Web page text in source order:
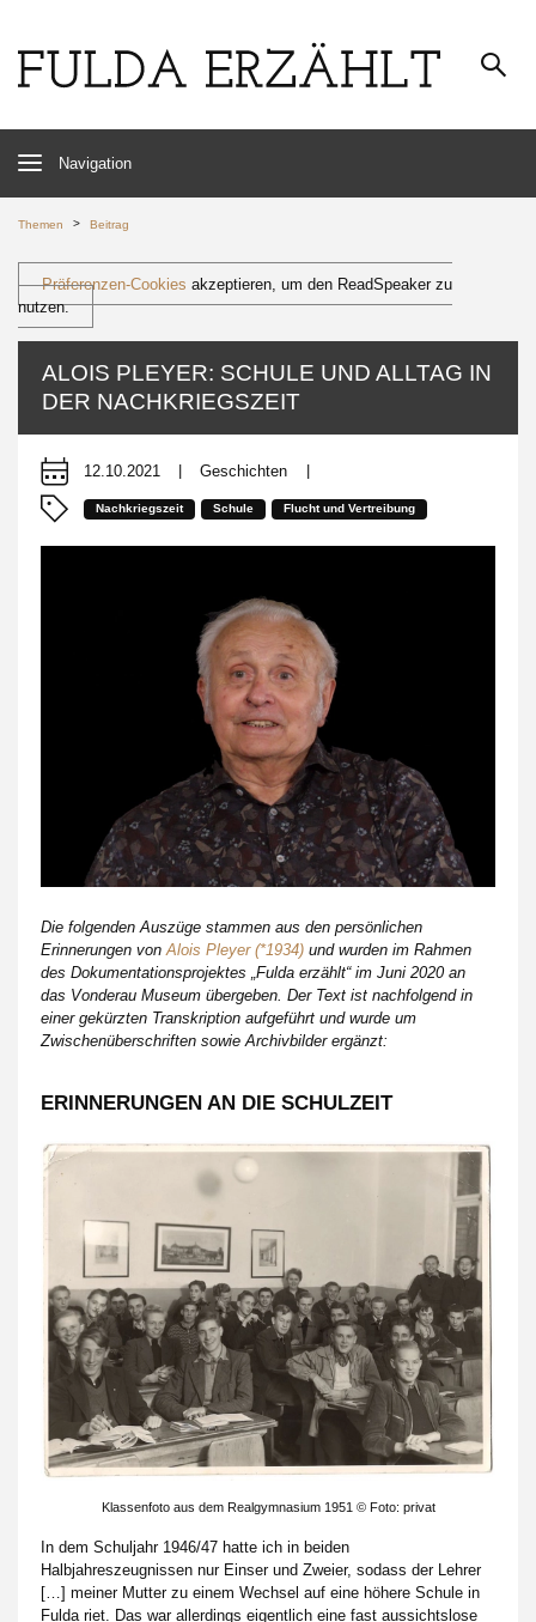
Navigation
Themen > Beitrag
Präferenzen-Cookies akzeptieren, um den ReadSpeaker zu
nutzen.
ALOIS PLEYER: SCHULE UND ALLTAG IN
DER NACHKRIEGSZEIT
12.10.2021 Geschichten
Nachkriegszeit Schule Flucht und Vertreibung
Die folgenden Auszüge stammen aus den persönlichen
Erinnerungen vonAlois Pleyer (*1934) und wurden im Rahmen
des Dokumentationsprojektes „Fulda erzählt“ im Juni 2020 an
das Vonderau Museum übergeben. Der Text ist nachfolgend in
einer gekürzten Transkription aufgeführt und wurde um
Zwischenüberschriften sowie Archivbilder ergänzt:
ERINNERUNGEN AN DIE SCHULZEIT
Klassenfoto aus dem Realgymnasium 1951 © Foto: privat
In dem Schuljahr 1946/47 hatte ich in beiden
Halbjahreszeugnissen nur Einser und Zweier, sodass der Lehrer
[…] meiner Mutter zu einem Wechsel auf eine höhere Schule in
Fulda riet. Das war allerdings eigentlich eine fast aussichtslose